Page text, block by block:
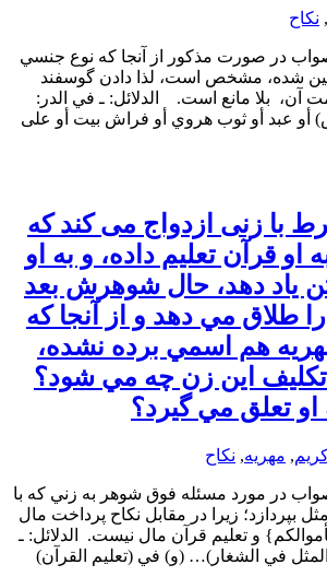
, نکاح
در صورت مذكور از آنجا كه نوع جنسي
شده، مشخص است،‌ لذا دادن گوسفند
آن، بلا مانع است. الدلائل: ـ في الدر:
أو عبد أو ثوب هروي أو فراش بيت أو على
با زنی ازدواج می کند که
او قرآن تعليم داده، و به او
ياد دهد، حال شوهرش بعد
طلاق مي دهد و از آنجا که
هم اسمي برده نشده،
اين زن چه مي شود؟
او تعلق مي گيرد؟
, مهریه, نکاح
در مورد مسئله فوق شوهر به زني كه با
بپردازد؛ زيرا در مقابل نكاح پرداخت مال
و تعليم قرآن مال نيست. الدلائل: ـ
في الشغار)… (و) في (تعليم القرآن)